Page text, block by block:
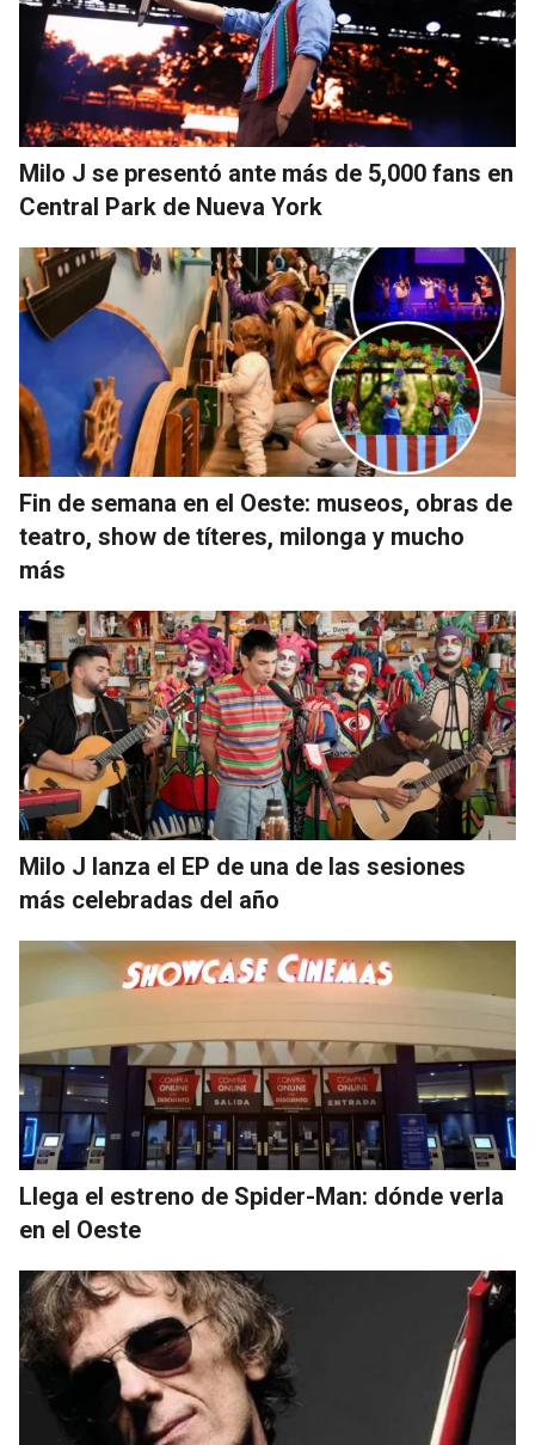
Milo J se presentó ante más de 5,000 fans en
Central Park de Nueva York
Fin de semana en el Oeste: museos, obras de
teatro, show de títeres, milonga y mucho
más
Milo J lanza el EP de una de las sesiones
más celebradas del año
Llega el estreno de Spider-Man: dónde verla
en el Oeste